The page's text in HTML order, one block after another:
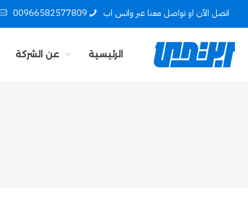
اتصل الآن او تواصل معنا عبر واتس اب 00966582577809
الرئيسية عن الشركة